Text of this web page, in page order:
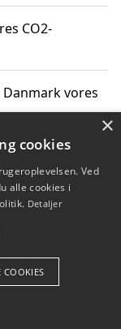
CO2-
vores
vores
×
cookies
Ved
alle cookies i
Detaljer
COOKIES